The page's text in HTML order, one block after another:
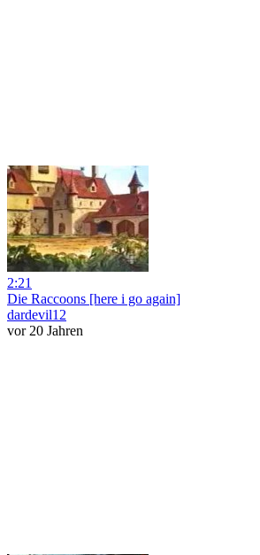
2:21
Die Raccoons [here i go again]
dardevil12
vor 20 Jahren